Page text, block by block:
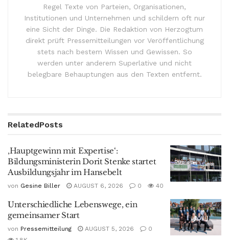
Regel Texte von Parteien, Organisationen,
Institutionen und Unternehmen und schildern oft nur
eine Sicht der Dinge. Die Redaktion von Herzogtum
direkt prüft Pressemitteilungen vor Veröffentlichung
stets nach bestem Wissen und Gewissen. So
werden unter anderem Superlative und nicht
belegbare Behauptungen aus den Texten entfernt.
RelatedPosts
‚Hauptgewinn mit Expertise‘:
Bildungsministerin Dorit Stenke startet
Ausbildungsjahr im Hansebelt
von Gesine Biller AUGUST 6, 2026 0 40
Unterschiedliche Lebenswege, ein
gemeinsamer Start
von Pressemitteilung AUGUST 5, 2026
0